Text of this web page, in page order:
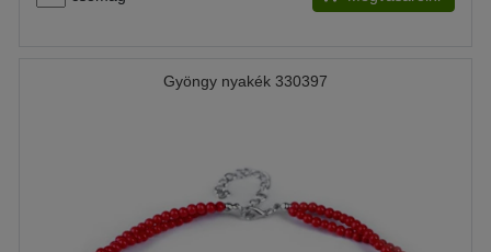
Gyöngy nyakék 330397